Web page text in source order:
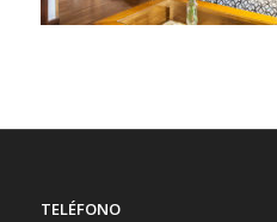
TELÉFONO